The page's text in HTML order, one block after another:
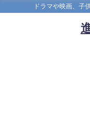
ドラマや映画、子